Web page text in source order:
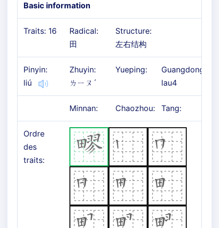
Basic information
Traits: 16
Radical:
田
Structure:
左右结构
Pinyin:
liú
Zhuyin:
ㄌㄧㄡˊ
Yueping:
Guangdong:
lau4
Minnan: Chaozhou: Tang:
Ordre
des
traits: